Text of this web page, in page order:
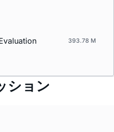
393.78 M
ション